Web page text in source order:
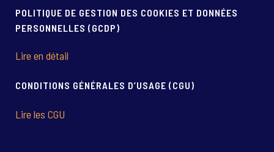
POLITIQUE DE GESTION DES COOKIES ET DONNÉES
PERSONNELLES (GCDP)
Lire en détail
CONDITIONS GÉNÉRALES D’USAGE (CGU)
Lire les CGU